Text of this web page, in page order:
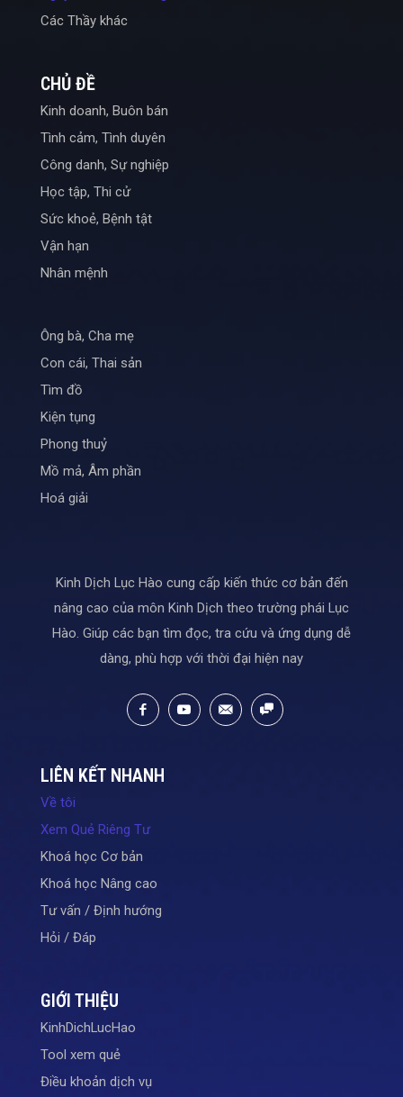
Các Thầy khác
CHỦ ĐỀ
Kinh doanh, Buôn bán
Tình cảm, Tình duyên
Công danh, Sự nghiệp
Học tập, Thi cử
Sức khoẻ, Bệnh tật
Vận hạn
Nhân mệnh
Ông bà, Cha mẹ
Con cái, Thai sản
Tìm đồ
Kiện tụng
Phong thuỷ
Mồ mả, Âm phần
Hoá giải
Kinh Dịch Lục Hào cung cấp kiến thức cơ bản đến
nâng cao của môn Kinh Dịch theo trường phái Lục
Hào. Giúp các bạn tìm đọc, tra cứu và ứng dụng dễ
dàng, phù hợp với thời đại hiện nay
LIÊN KẾT NHANH
Về tôi
Xem Quẻ Riêng Tư
Khoá học Cơ bản
Khoá học Nâng cao
Tư vấn / Định hướng
Hỏi / Đáp
GIỚI THIỆU
KinhDichLucHao
Tool xem quẻ
Điều khoản dịch vụ